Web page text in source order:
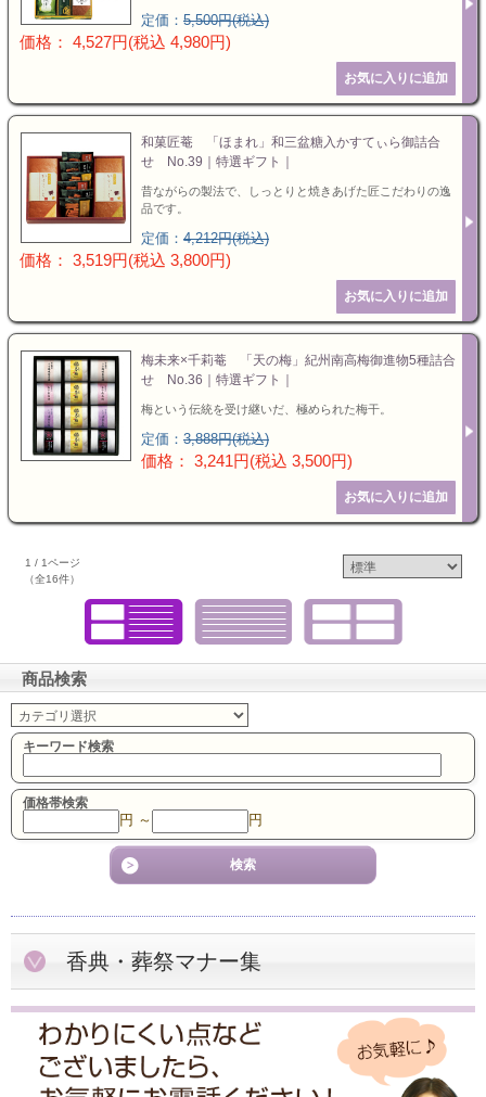
定価： 5,500円(税込)
価格： 4,527円(税込 4,980円)
和菓匠菴 「ほまれ」和三盆糖入かすてぃら御詰合
せ No.39｜特選ギフト｜
昔ながらの製法で、しっとりと焼きあげた匠こだわりの逸
品です。
定価： 4,212円(税込)
価格： 3,519円(税込 3,800円)
梅未来×千莉菴 「天の梅」紀州南高梅御進物5種詰合
せ No.36｜特選ギフト｜
梅という伝統を受け継いだ、極められた梅干。
定価： 3,888円(税込)
価格： 3,241円(税込 3,500円)
1 / 1ページ
（全16件）
商品検索
キーワード検索
価格帯検索
円 ～ 円
香典・葬祭マナー集